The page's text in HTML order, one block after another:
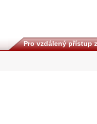
Pro vzdálený přístup